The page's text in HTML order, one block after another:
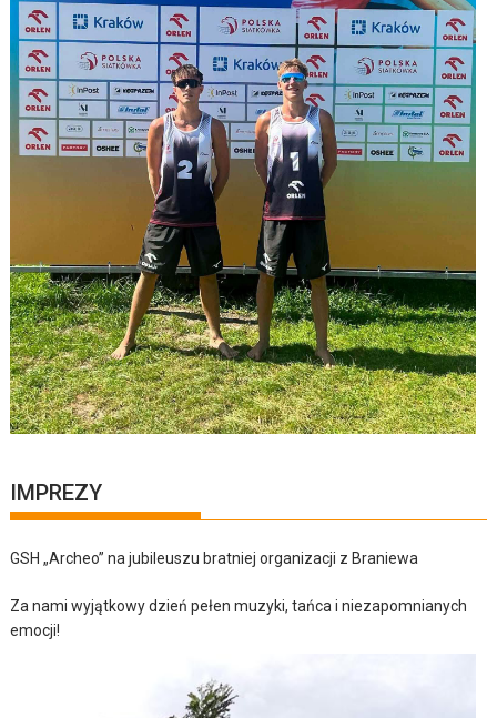
IMPREZY
GSH „Archeo” na jubileuszu bratniej organizacji z Braniewa
Za nami wyjątkowy dzień pełen muzyki, tańca i niezapomnianych
emocji!